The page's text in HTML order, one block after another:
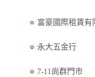
富豪國際租賃有
永大五金行
7-11尚群門市